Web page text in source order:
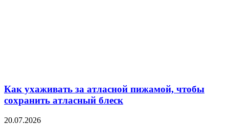
Как ухаживать за атласной пижамой, чтобы
сохранить атласный блеск
20.07.2026